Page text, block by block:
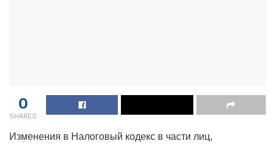
0
SHARES
Изменения в Налоговый кодекс в части лиц,